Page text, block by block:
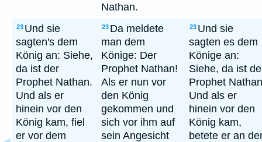
Nathan.
23 Und sie
sagten's dem
König an: Siehe,
da ist der
Prophet Nathan.
Und als er
hinein vor den
König kam, fiel
er vor dem
23 Da meldete
man dem
Könige: Der
Prophet Nathan!
Als er nun vor
den König
gekommen und
sich vor ihm auf
sein Angesicht
23 Und sie
sagten es dem
Könige an:
Siehe, da ist
Prophet
Und als er
hinein vor den
König kam,
betete er an